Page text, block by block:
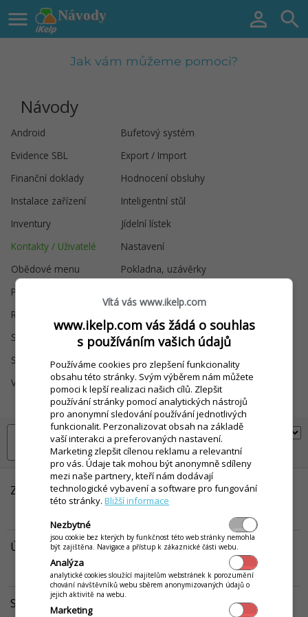
Návody
  
Jak vám můžeme pomoci?
Návody
Android
Bufetový systém
Evidence SBL
Export / Import
Finanční doklady
Hodnocení obsluhy
Instalace zařízení
Inteligentní stůl
Inventury
Jídelní lístek
Kontakty / Uživatelé
Nastavení
Obědové menu
Pokladna, uzávěrky
Prodej
Registrace
Sklad
Slevy a Kredit
Statistiky / Rozbory
Věrnostní systémy
Videokurzy
DameJidlo.cz / Wolt /
Bolt
Zablokování přístupu uživatele do aplikace
V tomto článku je popsán postup pro zablokování přístupu pro
Úprava kontaktu v iKelp POS Mobile
V tomto článku jsou popsány jednotlivé záložky na kontaktu
zobrazeny po jeho otevření na editaci.Víc...
Seznam kontaktů a uživatelů v iKelp POS Mobile
Vítá vás www.ikelp.com
www.ikelp.com vás žádá o souhlas
s používáním vašich údajů
Používáme cookies pro zlepšení funkcionality
obsahu této stránky. Svým výběrem nám můžete
pomoci k lepší realizaci našich cílů. Zlepšit
používání stránky pomocí analytických nástrojů
pro anonymní sledování používání jednotlivých
funkcionalit. Perzonalizovat obsah na základě
vaší interakci a preferovaných nastavení.
Marketing zlepšit cílenou reklamu a relevantní
pro vás. Údaje tak mohou být anonymně sdíleny
mezi naše partnery, kteří nám dodávají
technologické vybavení a software pro fungování
této stránky.Bližší informace
Nezbytné
jsou cookie bez kterých by funkčnost této web stránky nemohla
být zajištěna. Navigace a přístup k zákaznické části webu.
Analýza
analytické cookies sloužící majitelům webstránek k porozumění
chování návštěvníků webu sběrem anonymizovaných údajů o
jejich aktivitě na webu.
Marketing